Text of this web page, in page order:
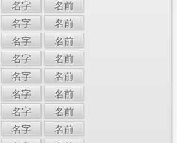
名字 名前
名字 名前
名字 名前
名字 名前
名字 名前
名字 名前
名字 名前
名字 名前